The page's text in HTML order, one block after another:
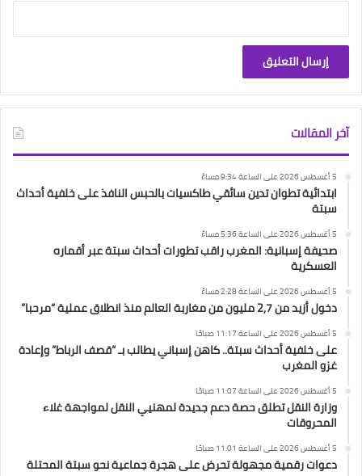
آخر المقالات
5 أغسطس 2026 على الساعة 9:34 مساءً
ابتدائية تطوان تدين سائقي طاكسيات بالحبس النافذ على خلفية أحداث
سبتة
5 أغسطس 2026 على الساعة 5:36 مساءً
صحيفة إسبانية: المغرب راقب تطورات أحداث سبتة عبر أقماره
العسكرية
5 أغسطس 2026 على الساعة 2:28 مساءً
دخول أزيد من 2,7 مليون من مغاربة العالم منذ انطلاق عملية “مرحبا”
5 أغسطس 2026 على الساعة 11:17 صباحًا
على خلفية أحداث سبتة.. كاهن إسباني يطالب بـ “قصف الرباط” وإعادة
غزو المغرب
5 أغسطس 2026 على الساعة 11:07 صباحًا
وزارة النقل تطلق حصة دعم جديدة لمهنيي النقل لمواجهة غلاء
المحروقات
5 أغسطس 2026 على الساعة 11:01 صباحًا
دعوات رقمية مجهولة تحرض على هجرة جماعية نحو سبتة المحتلة